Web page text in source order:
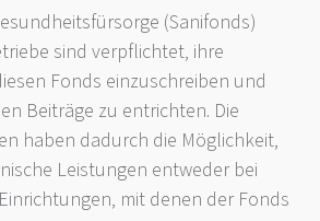
(Sanifonds)
sind verpflichtet, ihre
Fonds einzuschreiben und
Beiträge zu entrichten. Die
haben dadurch die Möglichkeit,
Leistungen entweder bei
mit denen der Fonds